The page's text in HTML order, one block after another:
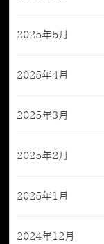
2025年5月
2025年4月
2025年3月
2025年2月
2025年1月
2024年12月